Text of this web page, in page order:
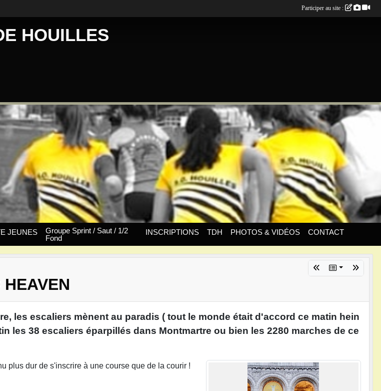
HOUILLES
JEUNES
Groupe Sprint / Saut / 1/2
Fond
INSCRIPTIONS TDH PHOTOS & VIDÉOS CONTACT
les escaliers mènent au paradis ( tout le monde était d'accord ce matin hein
les 38 escaliers éparpillés dans Montmartre ou bien les 2280 marches de ce
plus dur de s'inscrire à une course que de la courir !
Participer au site :